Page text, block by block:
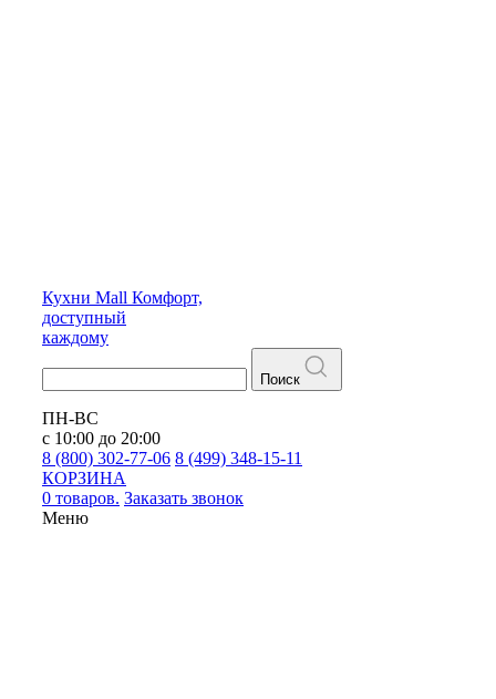
Кухни Mall Комфорт,
доступный
каждому
Поиск
ПН-ВС
с 10:00 до 20:00
8 (800) 302-77-06 8 (499) 348-15-11
КОРЗИНА
0 товаров. Заказать звонок
Меню